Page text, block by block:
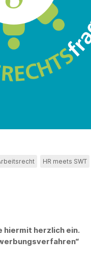
HR meets SWT
hiermit herzlich ein.